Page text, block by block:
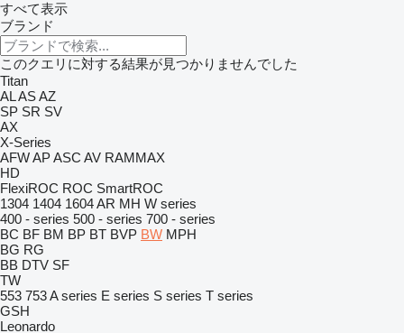
すべて表示
ブランド
このクエリに対する結果が見つかりませんでした
Titan
ALASAZ
SP SR SV
AX
X-Series
AFWAPASC AV RAMMAX
HD
FlexiROC ROC SmartROC
1304 1404 1604AR MH W series
400 - series 500 - series 700 - series
BC BF BM BP BT BVP BW MPH
BG RG
BB DTV SF
TW
553 753A series E series S series T series
GSH
Leonardo